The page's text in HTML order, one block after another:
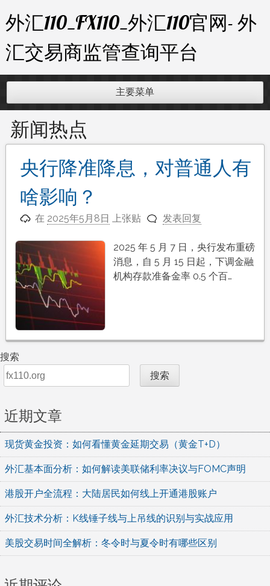
至
内
容
外汇110_FX110_外汇110官网- 外
汇交易商监管查询平台
主要菜单
新闻热点
央行降准降息，对普通人有
啥影响？
在 2025年5月8日 上张贴 发表回复
2025 年 5 月 7 日，央行发布重磅
消息，自 5 月 15 日起，下调金融
机构存款准备金率 0.5 个百…
搜索
搜索
近期文章
现货黄金投资：如何看懂黄金延期交易（黄金T+D）
外汇基本面分析：如何解读美联储利率决议与FOMC声明
港股开户全流程：大陆居民如何线上开通港股账户
外汇技术分析：K线锤子线与上吊线的识别与实战应用
美股交易时间全解析：冬令时与夏令时有哪些区别